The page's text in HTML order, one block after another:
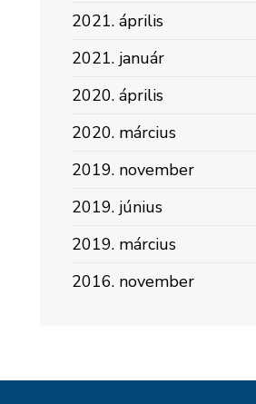
2021. április
2021. január
2020. április
2020. március
2019. november
2019. június
2019. március
2016. november